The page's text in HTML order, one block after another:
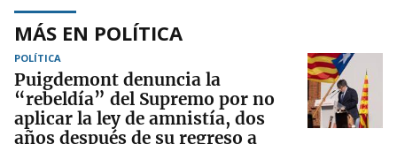
MÁS EN POLÍTICA
POLÍTICA
Puigdemont denuncia la
“rebeldía” del Supremo por no
aplicar la ley de amnistía, dos
años después de su regreso a